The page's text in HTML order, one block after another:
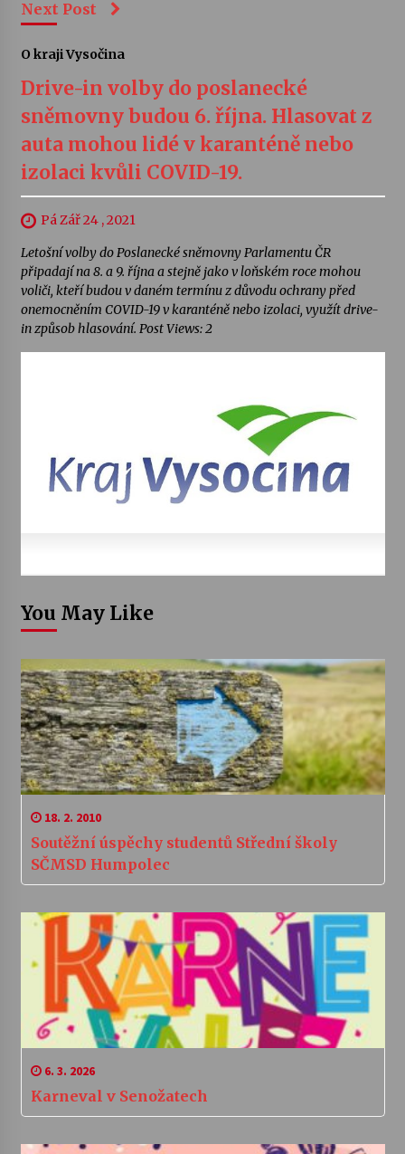
Next Post
O kraji Vysočina
Drive-in volby do poslanecké
sněmovny budou 6. října. Hlasovat z
auta mohou lidé v karanténě nebo
izolaci kvůli COVID-19.
Pá Zář 24 , 2021
Letošní volby do Poslanecké sněmovny Parlamentu ČR
připadají na 8. a 9. října a stejně jako v loňském roce mohou
voliči, kteří budou v daném termínu z důvodu ochrany před
onemocněním COVID-19 v karanténě nebo izolaci, využít drive-
in způsob hlasování. Post Views: 2
You May Like
18. 2. 2010
Soutěžní úspěchy studentů Střední školy
SČMSD Humpolec
6. 3. 2026
Karneval v Senožatech